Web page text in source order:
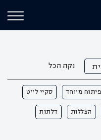
נקה הכל
פיתוח מיוחד סקיי לייט
הצללות דלתות